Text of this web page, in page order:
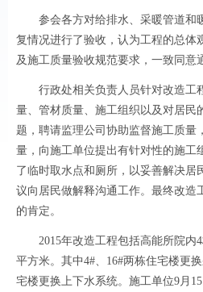
参会各方对给排水、采暖管道和
复情况进行了验收，认为工程的总体
及施工质量验收规范要求，一致同意
行政处相关负责人员针对改造工
量、管材质量、施工组织以及对居民
题，聘请监理公司协助监督施工质量
量，向施工单位提出有针对性的施工
了临时取水点和厕所，以妥善解决居
议向居民做解释沟通工作。最终改造
的肯定。
2015年改造工程包括高能所院内4
平方米。其中4#、16#两栋住宅楼更
宅楼更换上下水系统。施工单位9月